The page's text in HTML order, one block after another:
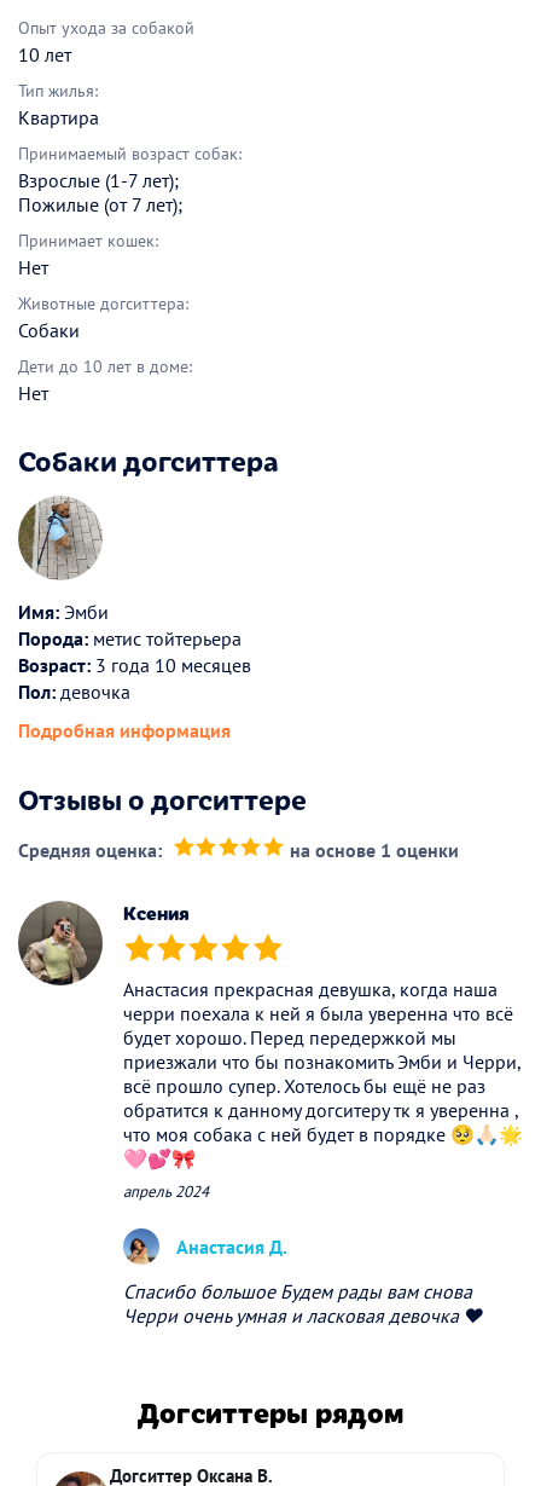
Опыт ухода за собакой
10 лет
Тип жилья:
Квартира
Принимаемый возраст собак:
Взрослые (1-7 лет);
Пожилые (от 7 лет);
Принимает кошек:
Нет
Животные догситтера:
Собаки
Дети до 10 лет в доме:
Нет
Собаки догситтера
Имя: Эмби
Порода: метис тойтерьера
Возраст: 3 года 10 месяцев
Пол: девочка
Подробная информация
Отзывы о догситтере
Средняя оценка: на основе 1 оценки
Ксения
(*) (*) (*) (*) (*)
Анастасия прекрасная девушка, когда наша
черри поехала к ней я была уверенна что всё
будет хорошо. Перед передержкой мы
приезжали что бы познакомить Эмби и Черри,
всё прошло супер. Хотелось бы ещё не раз
обратится к данному догситеру тк я уверенна ,
что моя собака с ней будет в порядке 🥺🙏🏻🌟
🩷💕🎀
апрель 2024
Анастасия Д.
Спасибо большое Будем рады вам снова
Черри очень умная и ласковая девочка ❤️
Догситтеры рядом
Догситтер Оксана В.